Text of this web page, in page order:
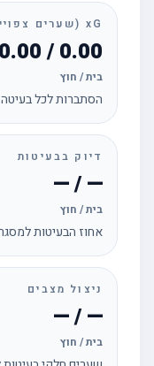
xG (שערים צפויים)
0.00 / 0.00
בית / חוץ
הסתברות לכל בעיטה
דיוק בבעיטות
— / —
בית / חוץ
אחוז הבעיטות
ניצול מצבים
— / —
בית / חוץ